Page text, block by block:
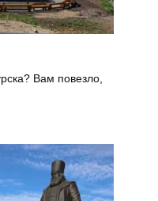
Вам повезло,